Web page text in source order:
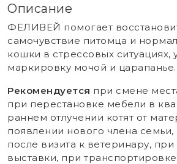
Описание
ФЕЛИВЕЙ помогает
самочувствие питомца и
кошки в стрессовых ситуациях,
маркировку мочой и царапанье.
Рекомендуется при смене
при перестановке мебели в
раннем отлучении котят от
появлении нового члена
после визита к ветеринару,
выставки, при